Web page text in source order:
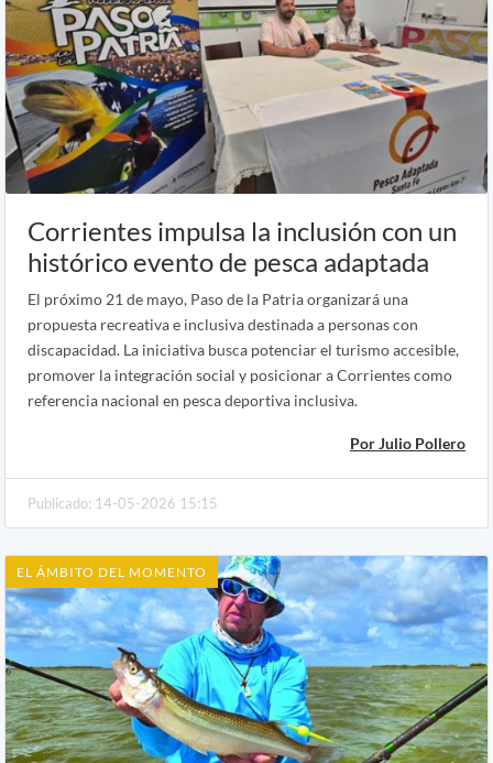
Corrientes impulsa la inclusión con un
histórico evento de pesca adaptada
El próximo 21 de mayo, Paso de la Patria organizará una
propuesta recreativa e inclusiva destinada a personas con
discapacidad. La iniciativa busca potenciar el turismo accesible,
promover la integración social y posicionar a Corrientes como
referencia nacional en pesca deportiva inclusiva.
Por Julio Pollero
Publicado: 14-05-2026 15:15
EL ÁMBITO DEL MOMENTO